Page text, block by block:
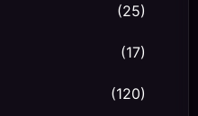
(25)
(17)
(120)